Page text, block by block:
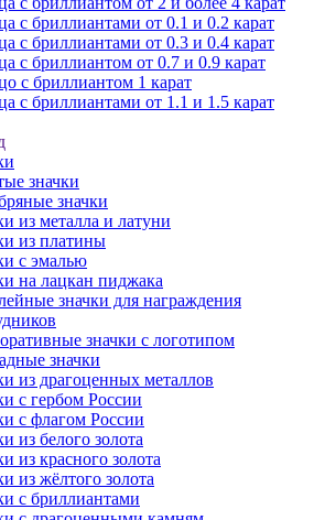
с бриллиантами от 0.1 и 0.2 карат
с бриллиантами от 0.3 и 0.4 карат
с бриллиантом от 0.7 и 0.9 карат
с бриллиантом 1 карат
с бриллиантами от 1.1 и 1.5 карат
значки
значки
из металла и латуни
из платины
с эмалью
на лацкан пиджака
значки для награждения
значки с логотипом
значки
из драгоценных металлов
с гербом России
с флагом России
из белого золота
из красного золота
из жёлтого золота
с бриллиантами